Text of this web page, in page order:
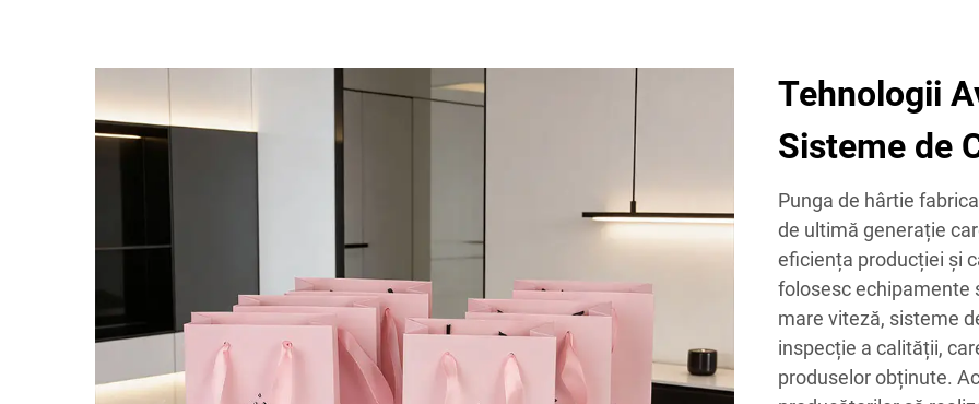
Tehnologii
Sisteme de
Punga de hârtie
de ultimă generație
eficiența producției și
folosesc echipamente
mare viteză, sisteme
inspecție a calității,
produselor obținute.